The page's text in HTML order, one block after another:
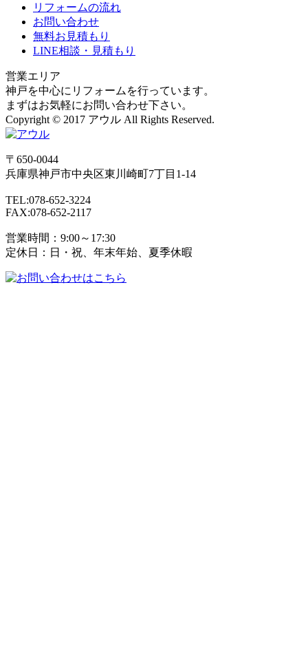
リフォームの流れ
お問い合わせ
無料お見積もり
LINE相談・見積もり
営業エリア
神戸を中心にリフォームを行っています。
まずはお気軽にお問い合わせ下さい。
Copyright © 2017 アウル All Rights Reserved.
〒650-0044
兵庫県神戸市中央区東川崎町7丁目1-14
TEL:078-652-3224
FAX:078-652-2117
営業時間：9:00～17:30
定休日：日・祝、年末年始、夏季休暇